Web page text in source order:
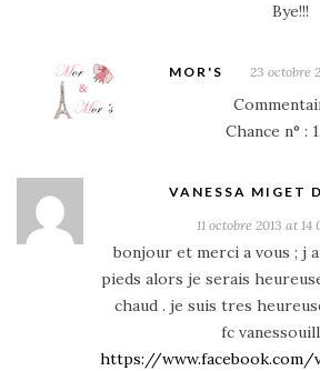
Bye!!!
MOR'S 23 octobre
Chance n° :
VANESSA MIGET
11 octobre 2013 at 14
bonjour et merci a vous ; j
pieds alors je serais
chaud . je suis tres
fc
https://www.facebook.com/